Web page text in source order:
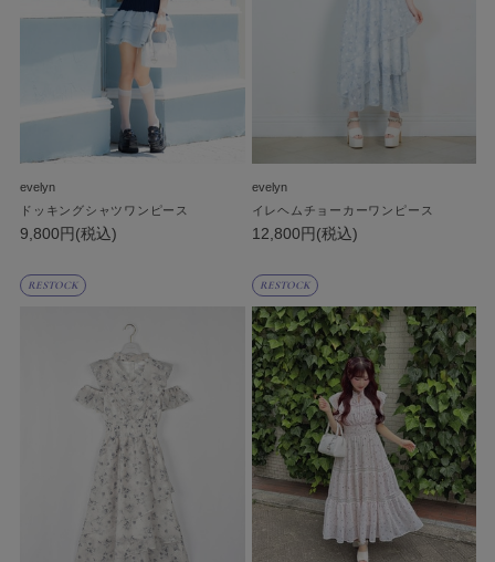
evelyn
ドッキングシャツワンピース
9,800円(税込)
evelyn
イレヘムチョーカーワンピース
12,800円(税込)
RESTOCK RESTOCK